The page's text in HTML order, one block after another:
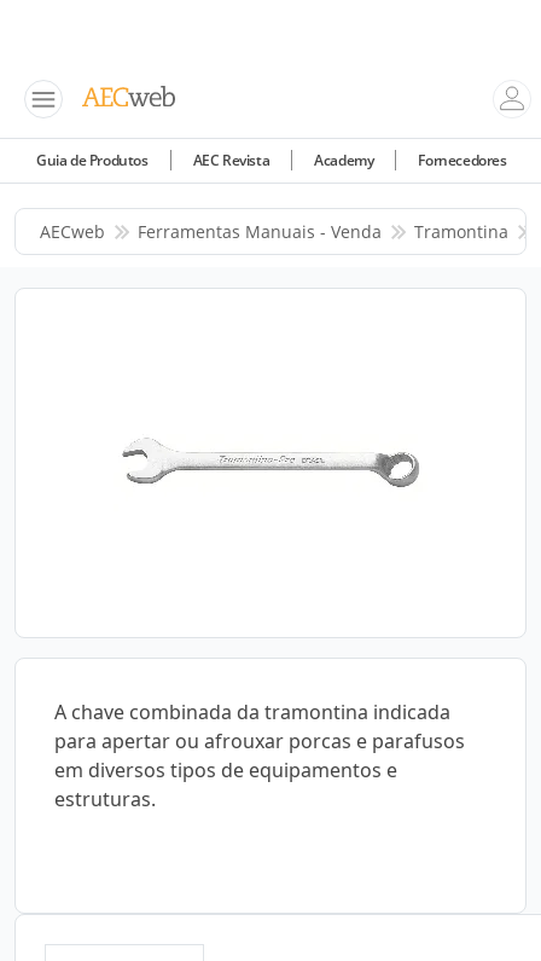
Guia de Produtos AEC Revista Academy Fornecedores
AECweb Ferramentas Manuais - Venda Tramontina
A chave combinada da tramontina indicada
para apertar ou afrouxar porcas e parafusos
em diversos tipos de equipamentos e
estruturas.